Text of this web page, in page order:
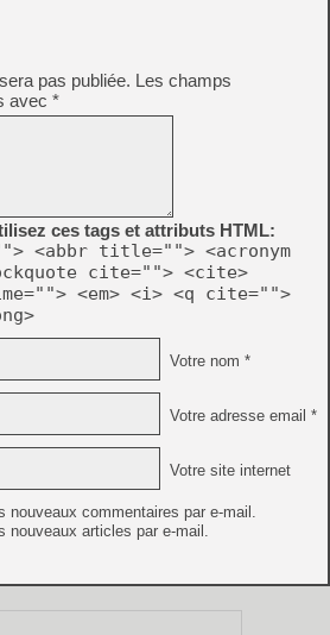
pas publiée. Les champs
avec *
ces tags et attributs HTML:
<abbr title=""> <acronym
cite=""> <cite>
<em> <i> <q cite="">
Votre nom *
Votre adresse email *
Votre site internet
nouveaux commentaires par e-mail.
nouveaux articles par e-mail.